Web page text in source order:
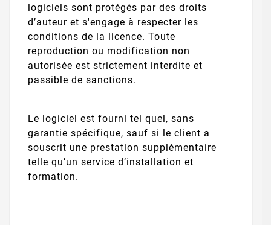
logiciels sont protégés par des droits
d’auteur et s'engage à respecter les
conditions de la licence. Toute
reproduction ou modification non
autorisée est strictement interdite et
passible de sanctions.
Le logiciel est fourni tel quel, sans
garantie spécifique, sauf si le client a
souscrit une prestation supplémentaire
telle qu’un service d’installation et
formation.